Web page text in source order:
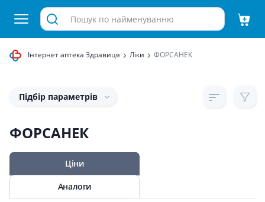
Інтернет аптека Здравиця Ліки ФОРСАНЕК
Підбір параметрів
ФОРСАНЕК
Ціни
Аналоги